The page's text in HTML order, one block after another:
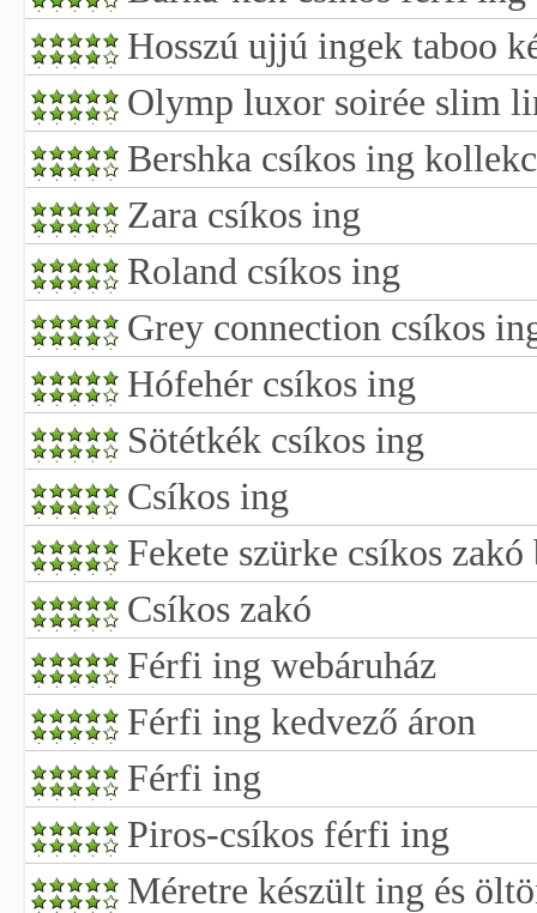
Hosszú ujjú ingek taboo
Olymp luxor soirée slim
Bershka csíkos ing
Zara csíkos ing
Roland csíkos ing
Grey connection csíkos
Hófehér csíkos ing
Sötétkék csíkos ing
Csíkos ing
Fekete szürke csíkos
Csíkos zakó
Férfi ing webáruház
Férfi ing kedvező áron
Férfi ing
Piros-csíkos férfi ing
Méretre készült ing és